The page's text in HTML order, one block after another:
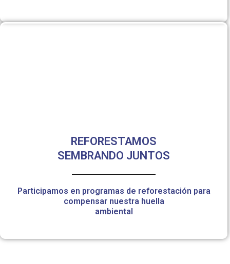
REFORESTAMOS
SEMBRANDO JUNTOS
Participamos en programas de reforestación para
compensar nuestra huella
ambiental